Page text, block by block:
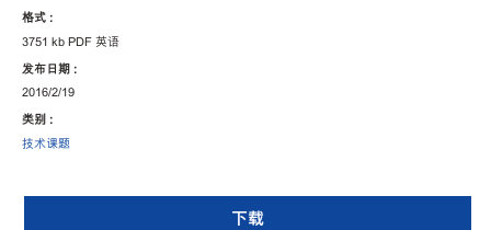
格式 :
3751 kb PDF 英语
发布日期 :
2016/2/19
类别 :
技术课题
下载